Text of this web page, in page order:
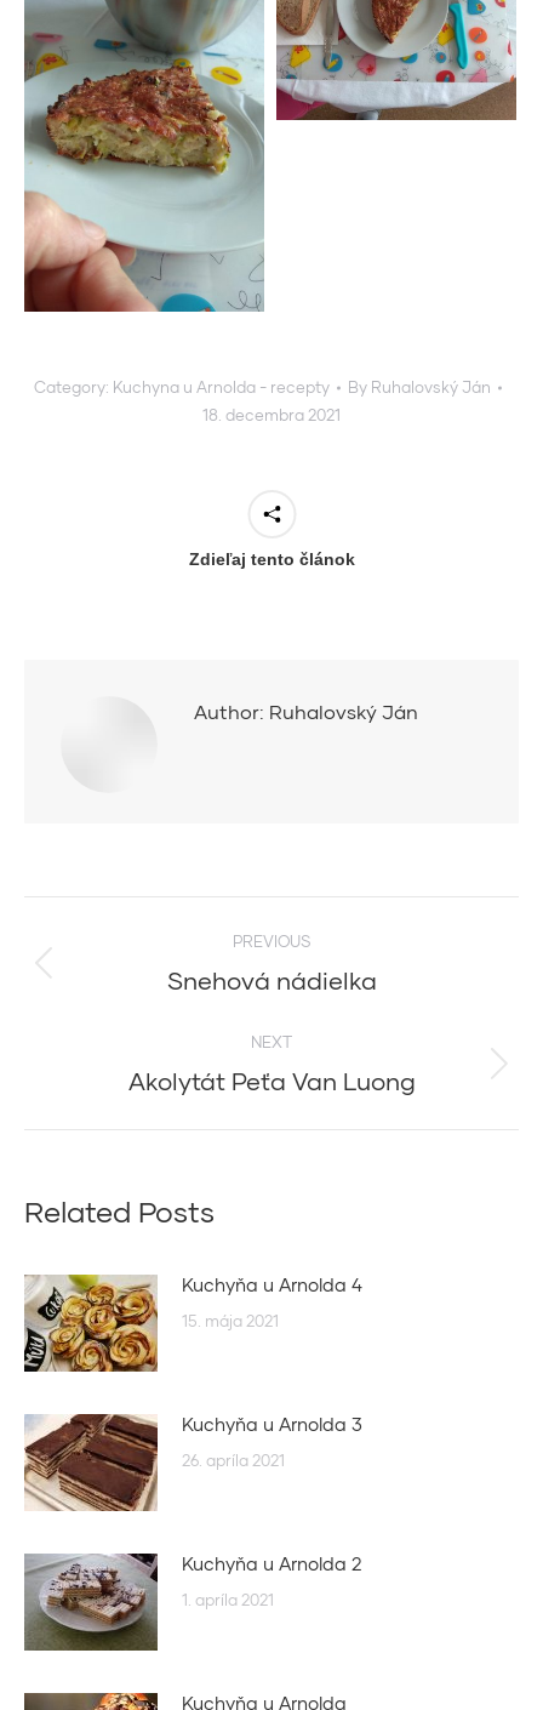
Category: Kuchyna u Arnolda - recepty By Ruhalovský Ján
18. decembra 2021
Zdieľaj tento článok
Author: Ruhalovský Ján
navigation
PREVIOUS
Previous
Snehová nádielka
NEXT
Next
Akolytát Peťa Van Luong
Related Posts
Kuchyňa u Arnolda 4
15. mája 2021
Kuchyňa u Arnolda 3
26. apríla 2021
Kuchyňa u Arnolda 2
1. apríla 2021
Kuchyňa u Arnolda